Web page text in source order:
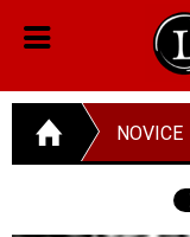
NOVICE